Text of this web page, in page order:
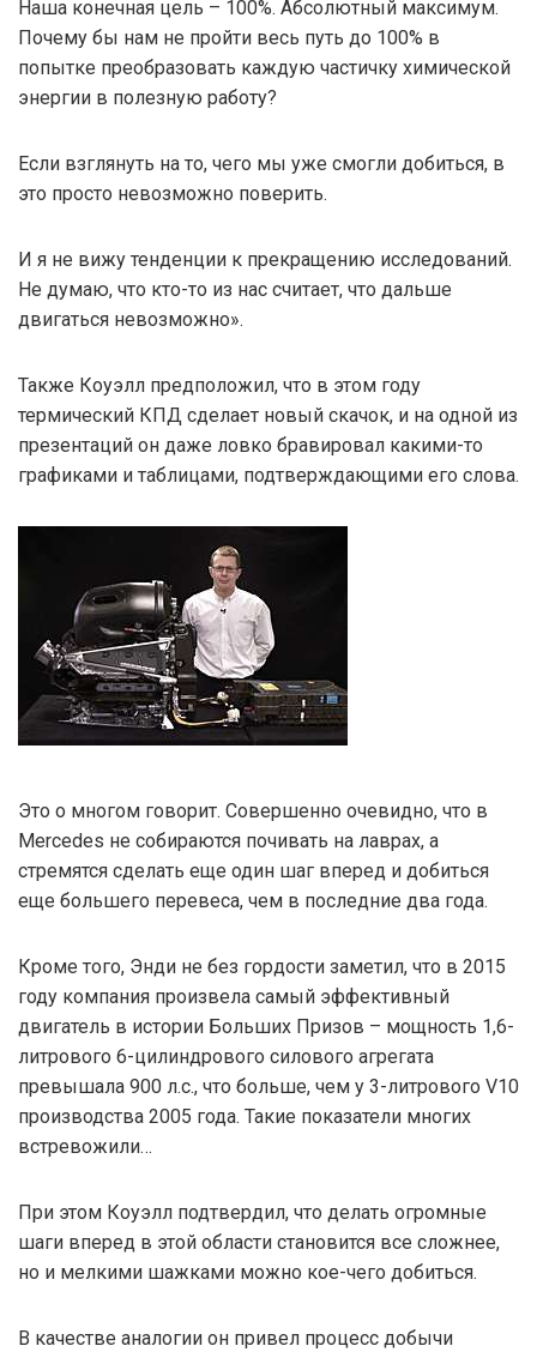
Наша конечная цель – 100%. Абсолютный максимум.
Почему бы нам не пройти весь путь до 100% в
попытке преобразовать каждую частичку химической
энергии в полезную работу?
Если взглянуть на то, чего мы уже смогли добиться, в
это просто невозможно поверить.
И я не вижу тенденции к прекращению исследований.
Не думаю, что кто-то из нас считает, что дальше
двигаться невозможно».
Также Коуэлл предположил, что в этом году
термический КПД сделает новый скачок, и на одной из
презентаций он даже ловко бравировал какими-то
графиками и таблицами, подтверждающими его слова.
Это о многом говорит. Совершенно очевидно, что в
Mercedes не собираются почивать на лаврах, а
стремятся сделать еще один шаг вперед и добиться
еще большего перевеса, чем в последние два года.
Кроме того, Энди не без гордости заметил, что в 2015
году компания произвела самый эффективный
двигатель в истории Больших Призов – мощность 1,6-
литрового 6-цилиндрового силового агрегата
превышала 900 л.с., что больше, чем у 3-литрового V10
производства 2005 года. Такие показатели многих
встревожили…
При этом Коуэлл подтвердил, что делать огромные
шаги вперед в этой области становится все сложнее,
но и мелкими шажками можно кое-чего добиться.
В качестве аналогии он привел процесс добычи